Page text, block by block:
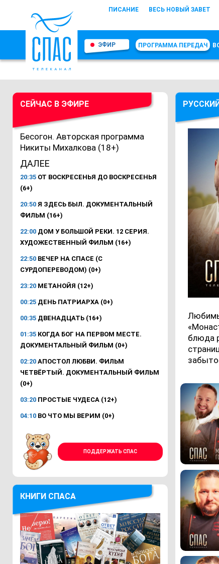
ПИСАНИЕ ВЕСЬ НОВЫЙ ЗАВЕТ
ЭФИР ПРОГРАММА ПЕРЕДАЧ
СЕЙЧАС В ЭФИРЕ
Бесогон. Авторская программа
Никиты Михалкова (18+)
ДАЛЕЕ
20:35 ОТ ВОСКРЕСЕНЬЯ ДО ВОСКРЕСЕНЬЯ
(6+)
20:50 Я ЗДЕСЬ БЫЛ. ДОКУМЕНТАЛЬНЫЙ
ФИЛЬМ (16+)
22:00 ДОМ У БОЛЬШОЙ РЕКИ. 12 СЕРИЯ.
ХУДОЖЕСТВЕННЫЙ ФИЛЬМ (16+)
22:50 ВЕЧЕР НА СПАСЕ (С
СУРДОПЕРЕВОДОМ) (0+)
23:20 МЕТАНОЙЯ (12+)
00:25 ДЕНЬ ПАТРИАРХА (0+)
00:35 ДВЕНАДЦАТЬ (16+)
01:35 КОГДА БОГ НА ПЕРВОМ МЕСТЕ.
ДОКУМЕНТАЛЬНЫЙ ФИЛЬМ (0+)
02:20 АПОСТОЛ ЛЮБВИ. ФИЛЬМ
ЧЕТВЁРТЫЙ. ДОКУМЕНТАЛЬНЫЙ ФИЛЬМ
(0+)
03:20 ПРОСТЫЕ ЧУДЕСА (12+)
04:10 ВО ЧТО МЫ ВЕРИМ (0+)
ПОДДЕРЖАТЬ СПАС
КНИГИ СПАСА
блюда